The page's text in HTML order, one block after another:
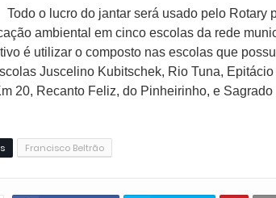
o lucro do jantar será usado pelo Rotary
ambiental em cinco escolas da rede
é utilizar o composto nas escolas que
Juscelino Kubitschek, Rio Tuna,
20, Recanto Feliz, do Pinheirinho, e
Francisco Beltrão